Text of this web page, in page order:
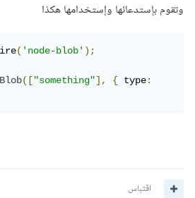
وتقوم بإستدعائها وإستخدامها هكذا
('node-blob');
Blob(["something"], { type:
اقتباس